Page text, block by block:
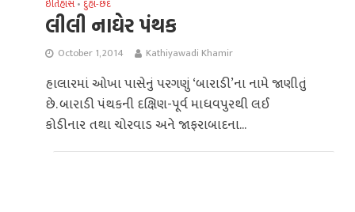
ઈતિહાસ • દુહા-છંદ
લીલી નાઘેર પંથક
October 1, 2014 Kathiyawadi Khamir
હાલારમાં ઓખા પાસેનું પરગણું ‘બારાડી’ના નામે જાણીતું
છે. બારાડી પંથકની દક્ષિણ-પૂર્વ માધવપુરથી લઈ
કોડીનાર તથા ચોરવાડ અને જાફરાબાદના...